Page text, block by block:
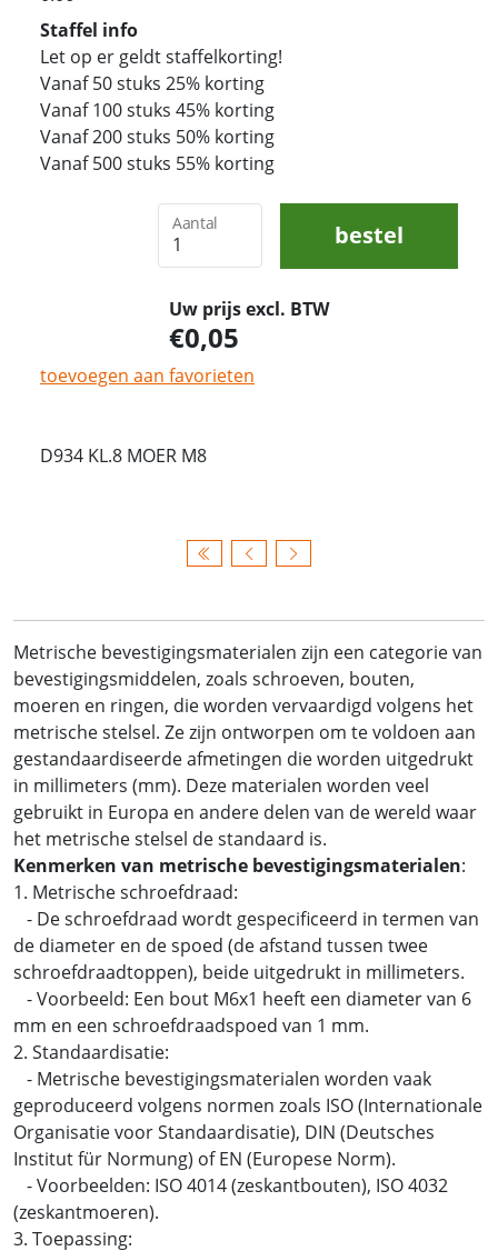
Staffel info
Let op er geldt staffelkorting!
Vanaf 50 stuks 25% korting
Vanaf 100 stuks 45% korting
Vanaf 200 stuks 50% korting
Vanaf 500 stuks 55% korting
Aantal bestel
Uw prijs excl. BTW
0,05
toevoegen aan favorieten
D934 KL.8 MOER M8
Metrische bevestigingsmaterialen zijn een categorie van
bevestigingsmiddelen, zoals schroeven, bouten,
moeren en ringen, die worden vervaardigd volgens het
metrische stelsel. Ze zijn ontworpen om te voldoen aan
gestandaardiseerde afmetingen die worden uitgedrukt
in millimeters (mm). Deze materialen worden veel
gebruikt in Europa en andere delen van de wereld waar
het metrische stelsel de standaard is.
Kenmerken van metrische bevestigingsmaterialen:
1. Metrische schroefdraad:
- De schroefdraad wordt gespecificeerd in termen van
de diameter en de spoed (de afstand tussen twee
schroefdraadtoppen), beide uitgedrukt in millimeters.
- Voorbeeld: Een bout M6x1 heeft een diameter van 6
mm en een schroefdraadspoed van 1 mm.
2. Standaardisatie:
- Metrische bevestigingsmaterialen worden vaak
geproduceerd volgens normen zoals ISO (Internationale
Organisatie voor Standaardisatie), DIN (Deutsches
Institut für Normung) of EN (Europese Norm).
- Voorbeelden: ISO 4014 (zeskantbouten), ISO 4032
(zeskantmoeren).
3. Toepassing: